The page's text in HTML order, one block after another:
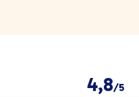
4,8/5